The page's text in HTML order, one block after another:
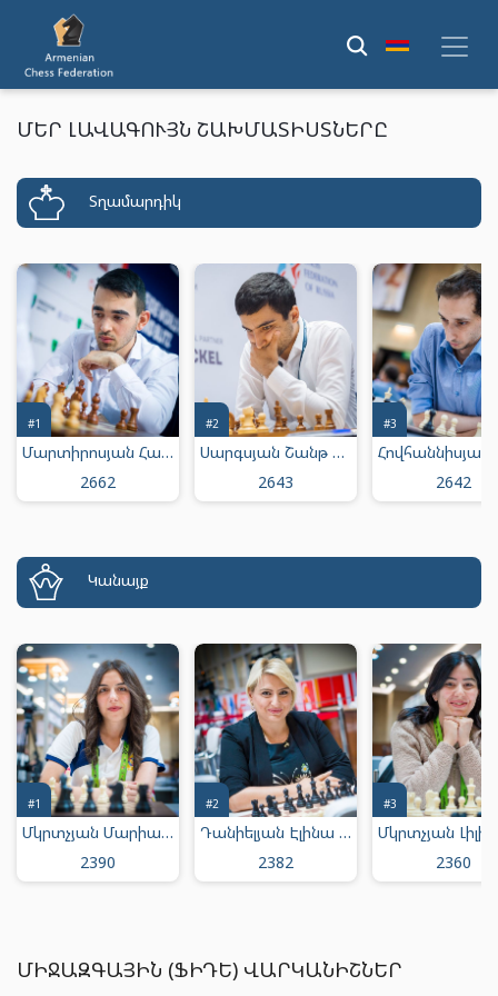
ՄԵՐ ԼԱՎԱԳՈՒՅՆ ՇԱԽՄԱՏԻՍՏՆԵՐԸ
Տղամարդիկ
Մարտիրոսյան Հայկ Միքայելի
2662
#1
Սարգսյան Շանթ Մուրադի
2643
#2
2642
#3
Կանայք
Մկրտչյան Մարիամ Արմենի
2390
#1
Դանիելյան Էլինա Յուրայի
2382
#2
2360
#3
ՄԻՋԱԶԳԱՅԻՆ (ՖԻԴԵ) ՎԱՐԿԱՆԻՇՆԵՐ